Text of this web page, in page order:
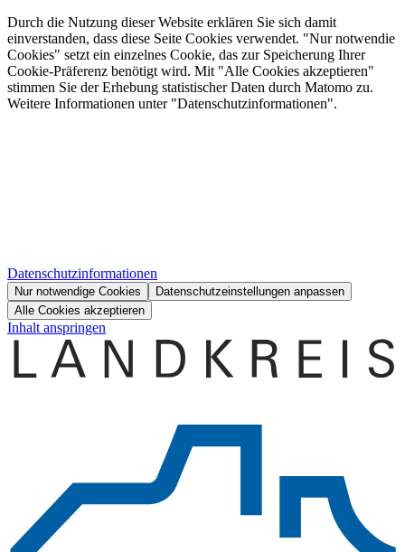
Durch die Nutzung dieser Website erklären Sie sich damit
einverstanden, dass diese Seite Cookies verwendet. "Nur notwendie
Cookies" setzt ein einzelnes Cookie, das zur Speicherung Ihrer
Cookie-Präferenz benötigt wird. Mit "Alle Cookies akzeptieren"
stimmen Sie der Erhebung statistischer Daten durch Matomo zu.
Weitere Informationen unter "Datenschutzinformationen".
Datenschutzinformationen
Nur notwendige Cookies
Datenschutzeinstellungen anpassen
Alle Cookies akzeptieren
Inhalt anspringen